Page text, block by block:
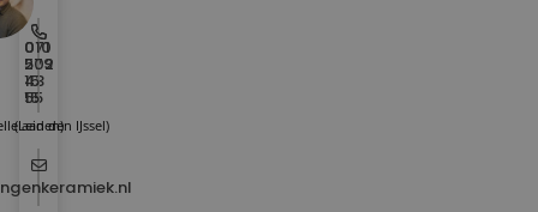
Locaties
Tegelviewer
Reviews
Contact
071
579
43
55
(Leiden)
010
202
15
15
aan den IJssel)